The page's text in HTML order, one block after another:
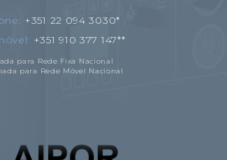
+351 22 094 3030*
+351 910 377 147**
para Rede Fixa Nacional
para Rede Móvel Nacional